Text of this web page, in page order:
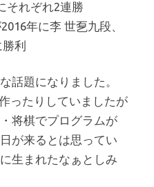
それぞれ2連勝
年に李 世乭九段、
利
話題になりました。
ったりしていましたが
将棋でプログラムが
が来るとは思ってい
生まれたなぁとしみ